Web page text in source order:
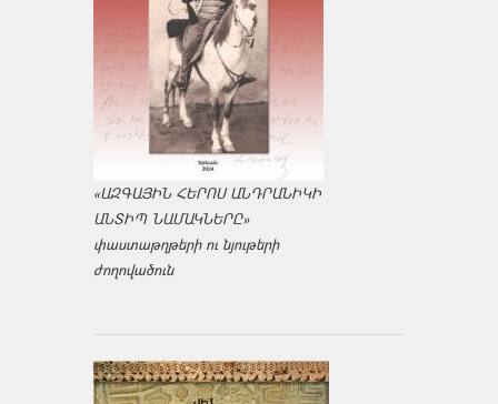
«ԱԶԳԱՅԻՆ ՀԵՐՈՍ ԱՆԴՐԱՆԻԿԻ
ԱՆՏԻՊ ՆԱՄԱԿՆԵՐԸ»
փաստաթղթերի ու նյութերի
ժողովածուն